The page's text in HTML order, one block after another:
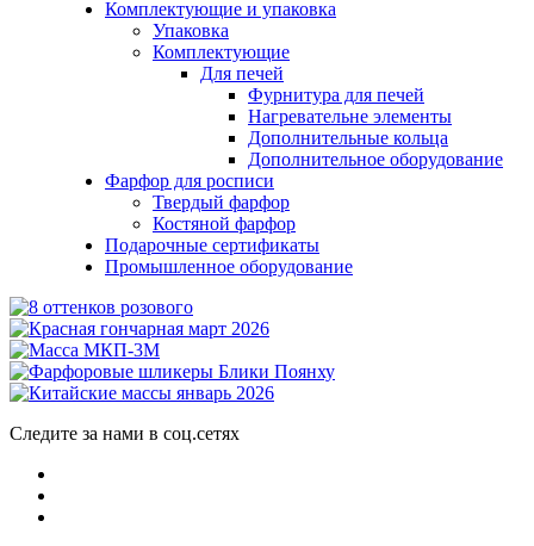
Комплектующие и упаковка
Упаковка
Комплектующие
Для печей
Фурнитура для печей
Нагревательне элементы
Дополнительные кольца
Дополнительное оборудование
Фарфор для росписи
Твердый фарфор
Костяной фарфор
Подарочные сертификаты
Промышленное оборудование
Следите за нами в соц.сетях